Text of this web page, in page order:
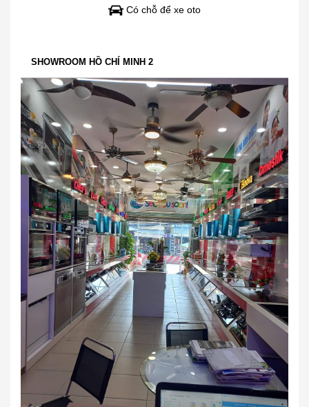
Có chỗ để xe oto
SHOWROOM HỒ CHÍ MINH 2